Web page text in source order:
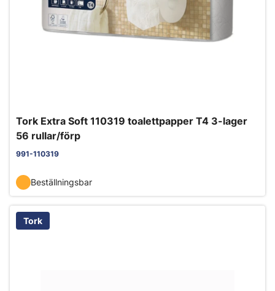
Tork Extra Soft 110319 toalettpapper T4 3-lager
56 rullar/förp
991-110319
Beställningsbar
Tork